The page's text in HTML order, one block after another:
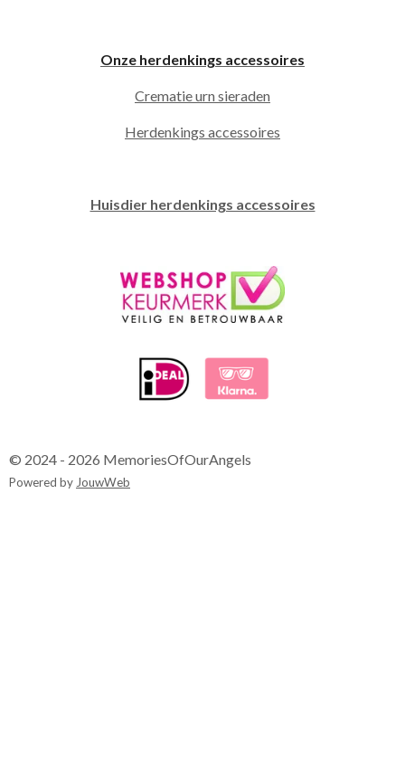
Onze herdenkings accessoires
Crematie urn sieraden
Herdenkings accessoires
Huisdier herdenkings accessoires
© 2024 - 2026 MemoriesOfOurAngels
Powered byJouwWeb